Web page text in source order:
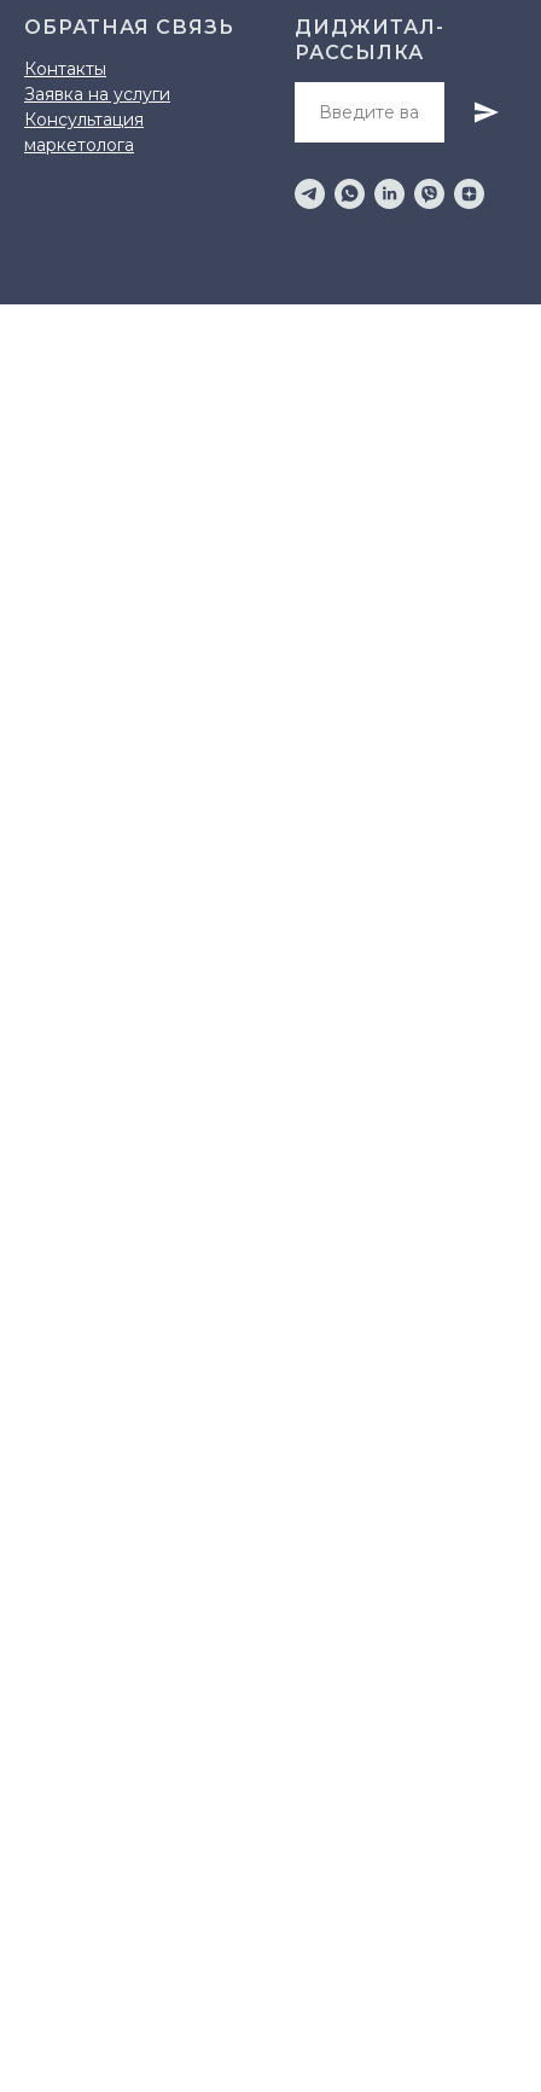
ОБРАТНАЯ СВЯЗЬ
Контакты
Заявка на услуги
Консультация
маркетолога
ДИДЖИТАЛ-
РАССЫЛКА